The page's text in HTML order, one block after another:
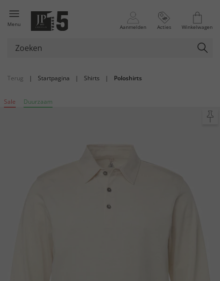
Menu Aanmelden Acties Winkelwagen
Terug | Startpagina | Shirts | Poloshirts
Sale Duurzaam